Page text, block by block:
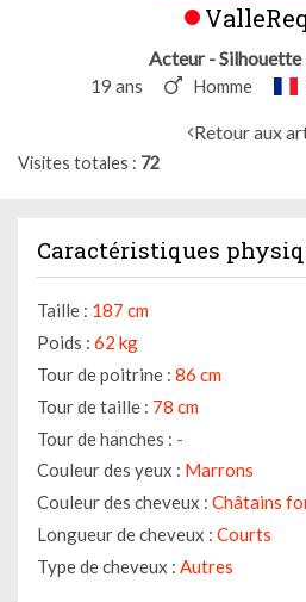
Acteur - Silhouette
19 ans Homme
Retour aux
Visites totales 72
Caractéristiques
Taille : 187 cm
Poids : 62 kg
Tour de poitrine : 86 cm
Tour de taille : 78 cm
Tour de hanches : -
Couleur des yeux : Marrons
Couleur des cheveux : Châtains
Longueur de cheveux : Courts
Type de cheveux : Autres